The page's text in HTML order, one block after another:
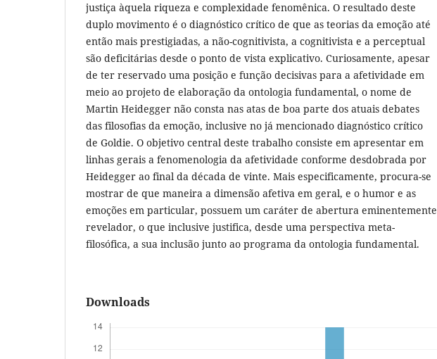
justiça àquela riqueza e complexidade fenomênica. O resultado deste
duplo movimento é o diagnóstico crítico de que as teorias da emoção até
então mais prestigiadas, a não-cognitivista, a cognitivista e a perceptual
são deficitárias desde o ponto de vista explicativo. Curiosamente, apesar
de ter reservado uma posição e função decisivas para a afetividade em
meio ao projeto de elaboração da ontologia fundamental, o nome de
Martin Heidegger não consta nas atas de boa parte dos atuais debates
das filosofias da emoção, inclusive no já mencionado diagnóstico crítico
de Goldie. O objetivo central deste trabalho consiste em apresentar em
linhas gerais a fenomenologia da afetividade conforme desdobrada por
Heidegger ao final da década de vinte. Mais especificamente, procura-se
mostrar de que maneira a dimensão afetiva em geral, e o humor e as
emoções em particular, possuem um caráter de abertura eminentemente
revelador, o que inclusive justifica, desde uma perspectiva meta-
filosófica, a sua inclusão junto ao programa da ontologia fundamental.
Downloads